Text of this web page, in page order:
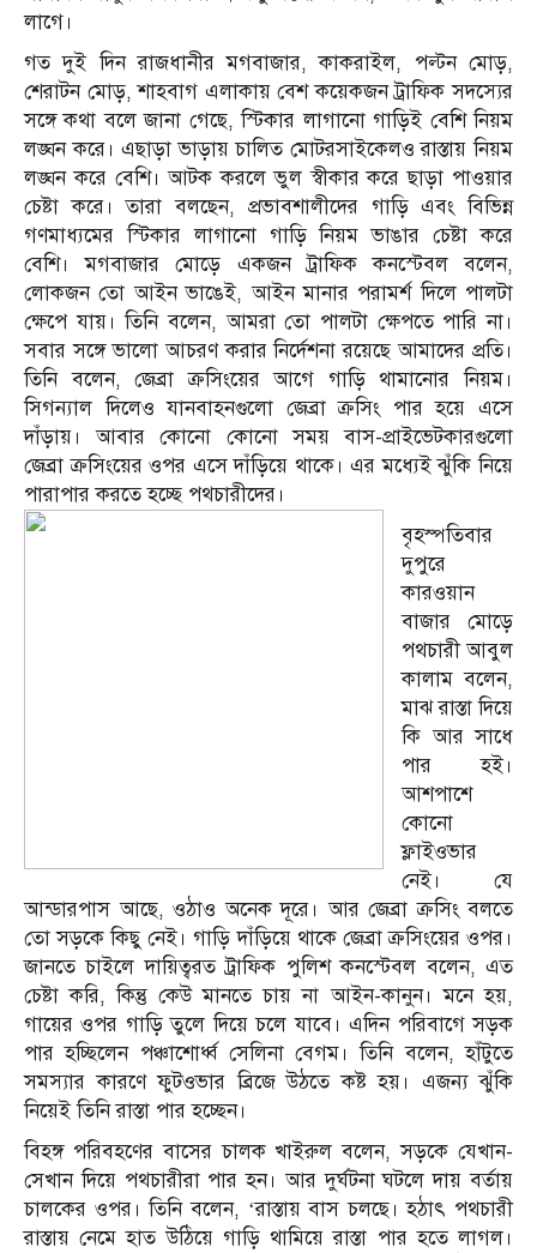
লাগে।
গত দুই দিন রাজধানীর মগবাজার, কাকরাইল, পল্টন মোড়,
শেরাটন মোড়, শাহবাগ এলাকায় বেশ কয়েকজন ট্রাফিক সদস্যের
সঙ্গে কথা বলে জানা গেছে, স্টিকার লাগানো গাড়িই বেশি নিয়ম
লঙ্ঘন করে। এছাড়া ভাড়ায় চালিত মোটরসাইকেলও রাস্তায় নিয়ম
লঙ্ঘন করে বেশি। আটক করলে ভুল স্বীকার করে ছাড়া পাওয়ার
চেষ্টা করে। তারা বলছেন, প্রভাবশালীদের গাড়ি এবং বিভিন্ন
গণমাধ্যমের স্টিকার লাগানো গাড়ি নিয়ম ভাঙার চেষ্টা করে
বেশি। মগবাজার মোড়ে একজন ট্রাফিক কনস্টেবল বলেন,
লোকজন তো আইন ভাঙেই, আইন মানার পরামর্শ দিলে পালটা
ক্ষেপে যায়। তিনি বলেন, আমরা তো পালটা ক্ষেপতে পারি না।
সবার সঙ্গে ভালো আচরণ করার নির্দেশনা রয়েছে আমাদের প্রতি।
তিনি বলেন, জেব্রা ক্রসিংয়ের আগে গাড়ি থামানোর নিয়ম।
সিগন্যাল দিলেও যানবাহনগুলো জেব্রা ক্রসিং পার হয়ে এসে
দাঁড়ায়। আবার কোনো কোনো সময় বাস-প্রাইভেটকারগুলো
জেব্রা ক্রসিংয়ের ওপর এসে দাঁড়িয়ে থাকে। এর মধ্যেই ঝুঁকি নিয়ে
পারাপার করতে হচ্ছে পথচারীদের।
বৃহস্পতিবার
দুপুরে
কারওয়ান
বাজার মোড়ে
পথচারী আবুল
কালাম বলেন,
মাঝ রাস্তা দিয়ে
কি আর সাধে
পার হই।
আশপাশে
কোনো
ফ্লাইওভার
নেই। যে
আন্ডারপাস আছে, ওঠাও অনেক দূরে। আর জেব্রা ক্রসিং বলতে
তো সড়কে কিছু নেই। গাড়ি দাঁড়িয়ে থাকে জেব্রা ক্রসিংয়ের ওপর।
জানতে চাইলে দায়িত্বরত ট্রাফিক পুলিশ কনস্টেবল বলেন, এত
চেষ্টা করি, কিন্তু কেউ মানতে চায় না আইন-কানুন। মনে হয়,
গায়ের ওপর গাড়ি তুলে দিয়ে চলে যাবে। এদিন পরিবাগে সড়ক
পার হচ্ছিলেন পঞ্চাশোর্ধ্ব সেলিনা বেগম। তিনি বলেন, হাঁটুতে
সমস্যার কারণে ফুটওভার ব্রিজে উঠতে কষ্ট হয়। এজন্য ঝুঁকি
নিয়েই তিনি রাস্তা পার হচ্ছেন।
বিহঙ্গ পরিবহণের বাসের চালক খাইরুল বলেন, সড়কে যেখান-
সেখান দিয়ে পথচারীরা পার হন। আর দুর্ঘটনা ঘটলে দায় বর্তায়
চালকের ওপর। তিনি বলেন, ‘রাস্তায় বাস চলছে। হঠাৎ পথচারী
রাস্তায় নেমে হাত উঠিয়ে গাড়ি থামিয়ে রাস্তা পার হতে লাগল।